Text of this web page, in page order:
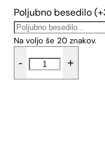
Poljubno besedilo(+
Na voljo še 20 znakov.
-
mali
Ari
+